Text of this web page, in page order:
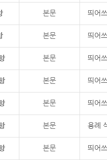
본문 띄어
본문 띄어
본문 띄어
본문 띄어
본문 띄어
본문 용례
본문 띄어